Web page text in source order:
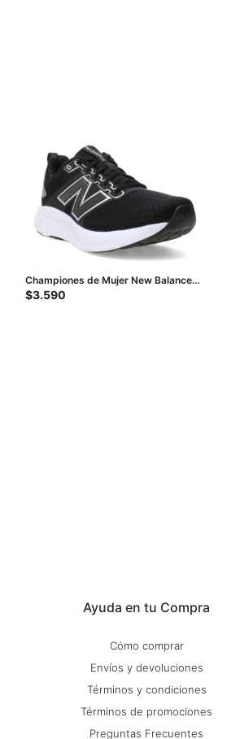
Championes de Mujer New Balance
460 - Negro - Plata
$3.590
Ayuda en tu Compra
Cómo comprar
Envíos y devoluciones
Términos y condiciones
Términos de promociones
Preguntas Frecuentes